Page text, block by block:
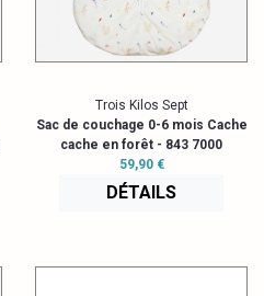
Trois Kilos Sept
Sac de couchage 0-6 mois Cache
cache en forêt - 843 7000
59,90 €
DÉTAILS